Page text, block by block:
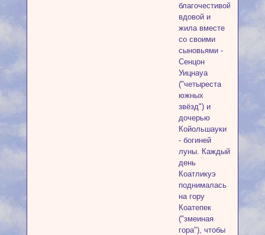
благочестивой
вдовой и
жила вместе
со своими
сыновьями -
Сенцон
Уицнауа
("четыреста
южных
звёзд") и
дочерью
Койольшауки
- богиней
луны. Каждый
день
Коатликуэ
поднималась
на гору
Коатепек
("змеиная
гора"), чтобы